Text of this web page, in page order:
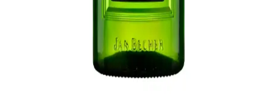
Baileys, İrlanda'nın popüler likörü, çeşitli tatlar ve kullanım
kullanım önerileri detaylı anlatılıyor.
Becherovka Likörü Fiyatları ve Migros'taki
Durumu Hakkında Güncel Bilgiler